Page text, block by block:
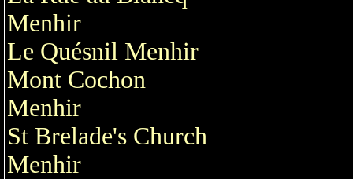
Menhir
Le Quésnil Menhir
Mont Cochon
Menhir
St Brelade's Church
Menhir